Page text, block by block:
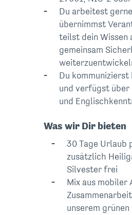
Du arbeitest gerne
übernimmst
teilst dein Wissen
gemeinsam
Du
und verfügst
und
Was wir Dir bieten
30 Tage Urlaub
zusätzlich
Silvester frei
Mix aus mobiler
unserem